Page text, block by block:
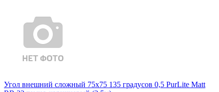
Угол внешний сложный 75х75 135 градусов 0,5 PurLite Matt